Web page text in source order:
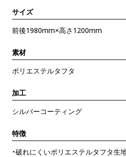
サイズ
前後1980mm×高さ1200mm
素材
ポリエステルタフタ
加工
シルバーコーティング
特徴
・破れにくいポリエステルタフタ生